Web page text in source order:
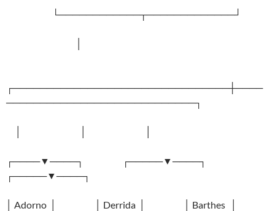
└────────────┬─────────────┘
┌────────────────────────────────┼────
────────────────────────────┐
┌────▼────┐ ┌─────▼────┐
┌─────▼────┐
│ Adorno │ │ Derrida │ │ Barthes │